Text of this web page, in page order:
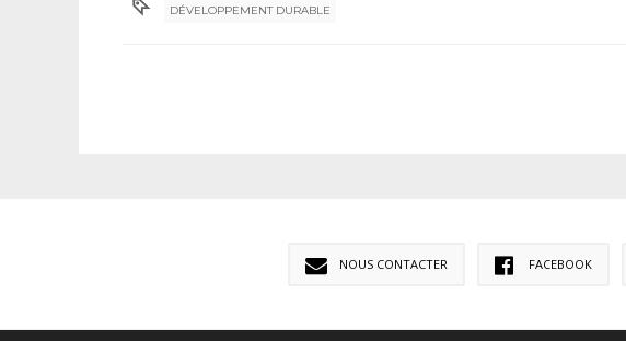
DÉVELOPPEMENT DURABLE
NOUS CONTACTER FACEBOOK